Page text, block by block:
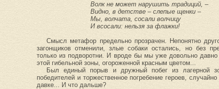
Волк не может нарушить традиций, –
Видно, в детстве – слепые щенки –
Мы, волчата, сосали волчицу
И всосали: нельзя за флажки!
Смысл метафор предельно прозрачен. Непонятно
загонщиков отменили, злые собаки остались, но без
только из подворотни. И вроде бы мы уже довольно
этой гибельной зоны, огороженной красным цветом...
Был единый порыв и дружный побег из лагерной
победителей и торжественное погребение героев,
давке... И что дальше?